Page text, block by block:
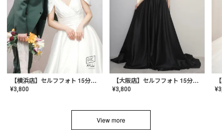
【横浜店】セルフフォト 15分撮り放題プラン
¥3,800
【大阪店】セルフフォト 15分撮り放題プラン
¥3,800 ¥
View more